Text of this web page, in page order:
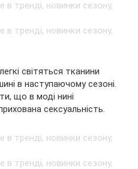
світяться тканини
в наступаючому сезоні.
що в моді нині
сексуальність.